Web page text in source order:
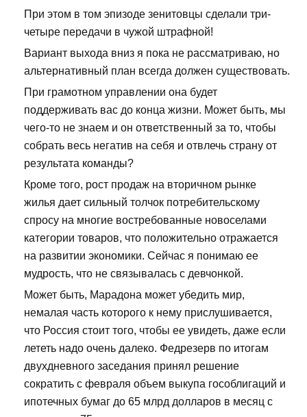
При этом в том эпизоде зенитовцы сделали три-
четыре передачи в чужой штрафной!
Вариант выхода вниз я пока не рассматриваю, но
альтернативный план всегда должен существовать.
При грамотном управлении она будет
поддерживать вас до конца жизни. Может быть, мы
чего-то не знаем и он ответственный за то, чтобы
собрать весь негатив на себя и отвлечь страну от
результата команды?
Кроме того, рост продаж на вторичном рынке
жилья дает сильный толчок потребительскому
спросу на многие востребованные новоселами
категории товаров, что положительно отражается
на развитии экономики. Сейчас я понимаю ее
мудрость, что не связывалась с девчонкой.
Может быть, Марадона может убедить мир,
немалая часть которого к нему прислушивается,
что Россия стоит того, чтобы ее увидеть, даже если
лететь надо очень далеко. Федрезерв по итогам
двухдневного заседания принял решение
сократить с февраля объем выкупа гособлигаций и
ипотечных бумаг до 65 млрд долларов в месяц с